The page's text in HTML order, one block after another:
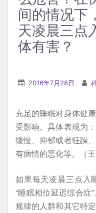
间的情况下
天凌晨三点
体有害？
2016年7月28日
充足的睡眠对身体健
受影响。具体表现为
缓慢、抑郁或者狂躁
有病情的恶化等。（王
如果每天凌晨三点入
“睡眠相位延迟综合症
规律的人群和其它特